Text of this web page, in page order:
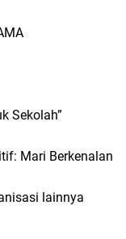
Teguhkan Optimisme
Wetan: Serap
Sekolah”
Mari Berkenalan
lainnya